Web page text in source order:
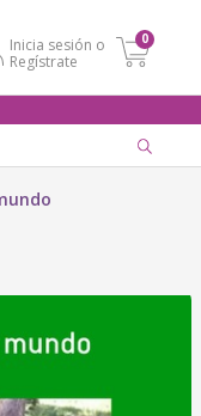
Inicia sesión o
Regístrate
0